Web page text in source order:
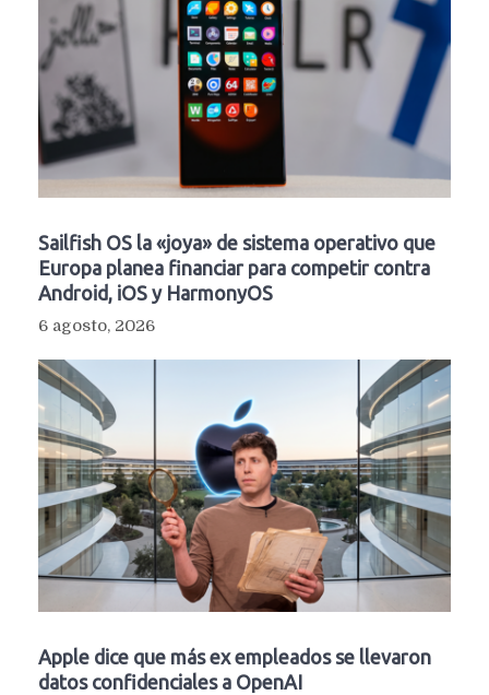
Sailfish OS la «joya» de sistema operativo que
Europa planea financiar para competir contra
Android, iOS y HarmonyOS
6 agosto, 2026
Apple dice que más ex empleados se llevaron
datos confidenciales a OpenAI